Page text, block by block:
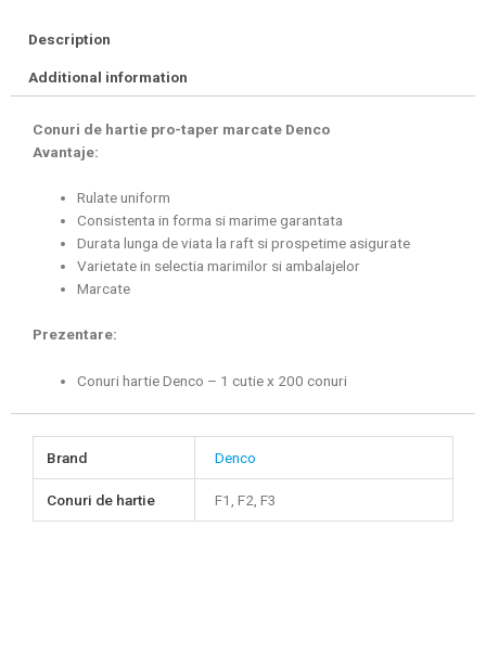
Description
Additional information
Conuri de hartie pro-taper marcate Denco
Avantaje:
Rulate uniform
Consistenta in forma si marime garantata
Durata lunga de viata la raft si prospetime asigurate
Varietate in selectia marimilor si ambalajelor
Marcate
Prezentare:
Conuri hartie Denco – 1 cutie x 200 conuri
Brand Denco
Conuri de hartie F1, F2, F3